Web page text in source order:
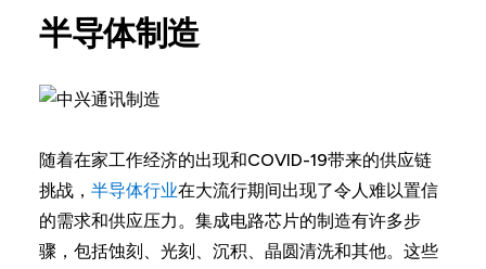
半导体制造
随着在家工作经济的出现和COVID-19带来的供应链
挑战， 半导体行业在大流行期间出现了令人难以置信
的需求和供应压力。集成电路芯片的制造有许多步
骤，包括蚀刻、光刻、沉积、晶圆清洗和其他。这些